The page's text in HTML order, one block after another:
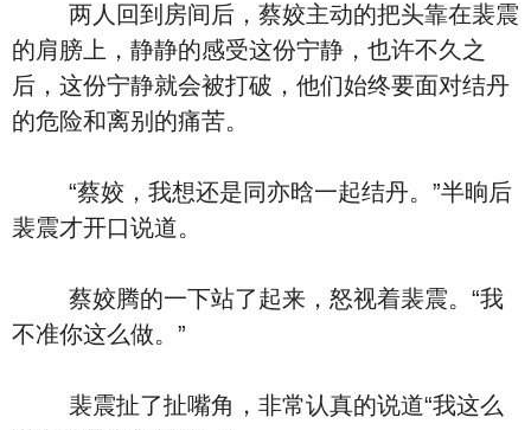
两人回到房间后，蔡姣主动的把头靠在裴震
的肩膀上，静静的感受这份宁静，也许不久之
后，这份宁静就会被打破，他们始终要面对结丹
的危险和离别的痛苦。
“蔡姣，我想还是同亦晗一起结丹。”半晌后
裴震才开口说道。
蔡姣腾的一下站了起来，怒视着裴震。“我
不准你这么做。”
裴震扯了扯嘴角，非常认真的说道“我这么